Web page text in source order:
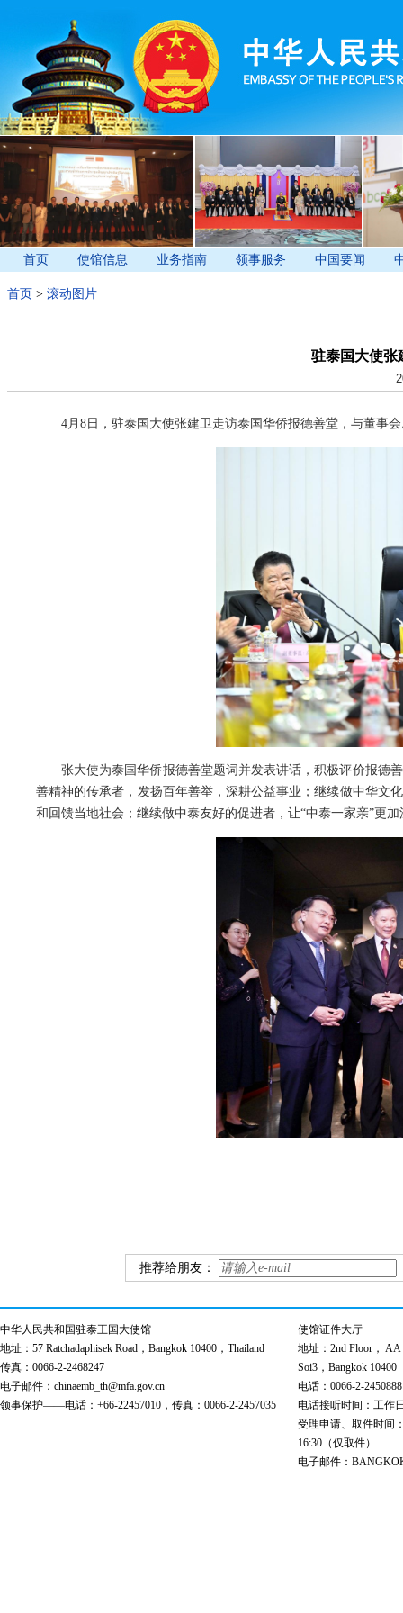
首页 使馆信息 业务指南 领事服务 中国要闻
首页 > 滚动图片
驻泰国大使张
4月8日，驻泰国大使张建卫走访泰国华侨报德善堂，与董事
张大使为泰国华侨报德善堂题词并发表讲话，积极评价报德
善精神的传承者，发扬百年善举，深耕公益事业；继续做中华文
和回馈当地社会；继续做中泰友好的促进者，让“中泰一家亲”更
推荐给朋友：
中华人民共和国驻泰王国大使馆
地址：57 Ratchadaphisek Road，Bangkok 10400，Thailand
传真：0066-2-2468247
电子邮件：chinaemb_th@mfa.gov.cn
领事保护——电话：+66-22457010，传真：0066-2-2457035
使馆证件大厅
地址：2nd Floor， AA
Soi3，Bangkok 10400
电话：0066-2-
电话接听时间：工作
受理申请、取件时间
16:30（仅取件）
电子邮件：